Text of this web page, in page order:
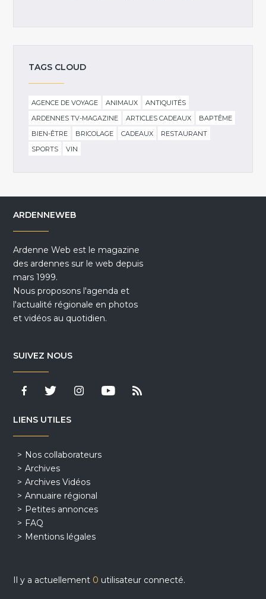
TAGS CLOUD
AGENCE DE VOYAGE ANIMAUX
ANTIQUITÉS
ARDENNES TV-MAGAZINE
ARTICLES CADEAUX
BAPTÊME
BIEN-ÊTRE
BRICOLAGE CADEAUX
RESTAURANT
SPORTS
VIN
ARDENNEWEB
Ardenne Web est le magazine
des ardennes sur le web depuis
mars 1999.
Nous proposons l'agenda et
l'actualité régionale en photos
et vidéos au quotidien.
SUIVEZ NOUS
LIENS UTILES
Nos collaborateurs
Archives
Archives Vidéos
Annuaire régional
Petites annonces
FAQ
Mentions légales
Il y a actuellement 0 utilisateur connecté.